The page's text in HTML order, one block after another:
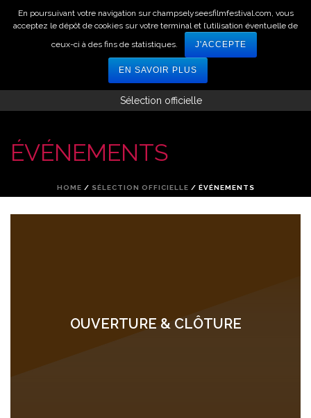
Sélection officielle
ÉVÉNEMENTS
HOME / SÉLECTION OFFICIELLE / ÉVÉNEMENTS
OUVERTURE & CLÔTURE
En poursuivant votre navigation sur champselyseesfilmfestival.com, vous
acceptez le dépôt de cookies sur votre terminal et l’utilisation éventuelle de
ceux-ci à des fins de statistiques.
J'ACCEPTE
EN SAVOIR PLUS